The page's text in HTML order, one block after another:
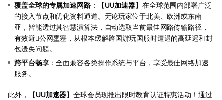
覆盖全球的专属加速网路 ：【UU加速器】在全球范围内部署广泛
的接入节点和优化资料通道。无论玩家位于北美、欧洲或东南
亚，皆能透过其智慧演算法，自动选取当前最佳网路传输路径，
有效避𫔭公网壅塞，从根本缓解跨国游玩国服时遭遇的高延迟和封
包遗失问题。
跨平台畅享 ：全面兼容各类操作系统与平台，享受最佳网络加速
服务。
此外，【UU加速器】全球会员现推出限时教育认证特惠活动！通过